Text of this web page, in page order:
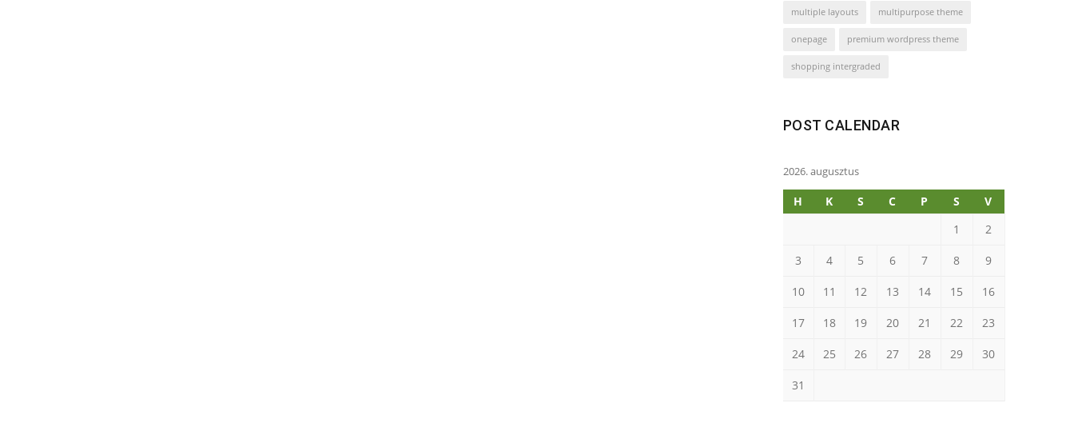
multiple layouts multipurpose theme
onepage premium wordpress theme
shopping intergraded
POST CALENDAR
2026. augusztus
H K S C P S
V
1
2
3 4 5 6 7 8 9
10 11 12 13 14 15 16
17 18 19 20 21 22 23
24 25 26 27 28 29 30
31